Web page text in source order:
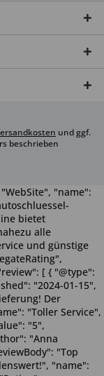
und ggf.
beschrieben
"name":
bietet
alle
und günstige
[ { "@type":
"2024-01-15",
Der
"Toller Service",
"5",
"Anna
"Top
"name":